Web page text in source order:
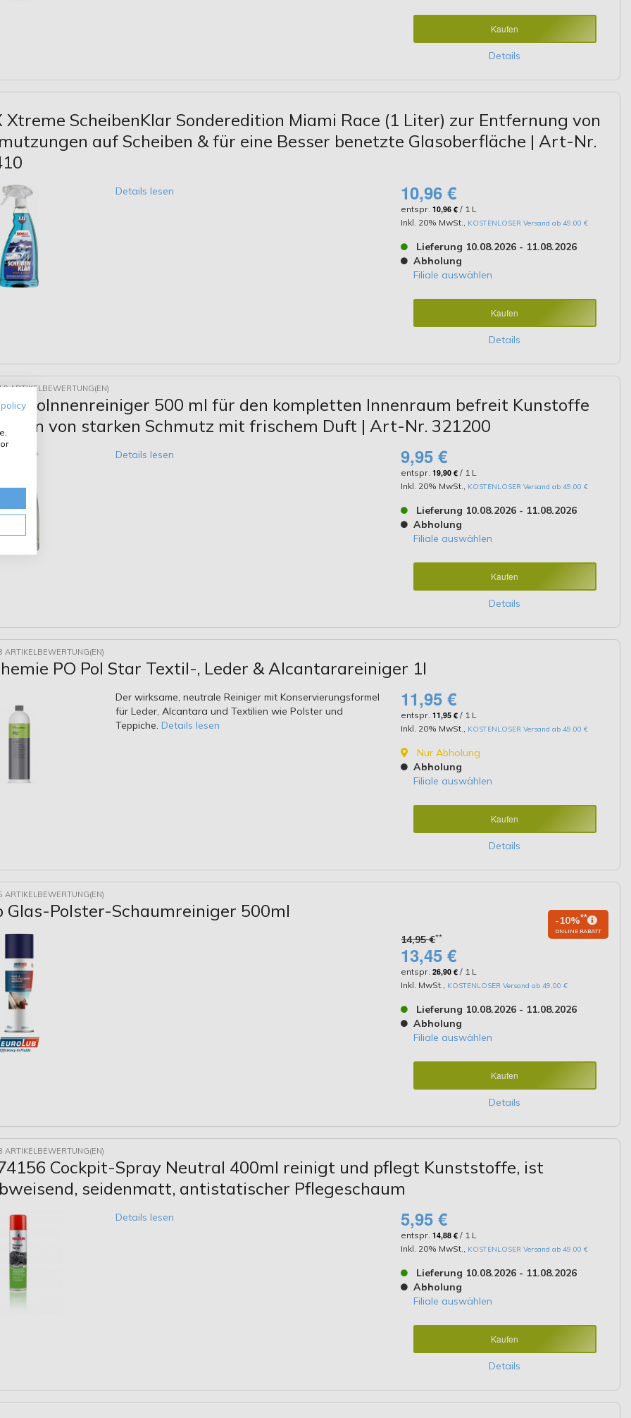
Kaufen
Details
Xtreme ScheibenKlar Sonderedition Miami Race (1 Liter) zur Entfernung von
auf Scheiben & für eine Besser benetzte Glasoberfläche | Art-Nr.
Details lesen 10,96 €
entspr.10,96 € / 1 L
Inkl. 20% MwSt., KOSTENLOSER Versand ab 49,00 €
Lieferung 10.08.2026 - 11.08.2026
Abholung
Filiale auswählen
Kaufen
Details
ARTIKELBEWERTUNG(EN)
AutoInnenreiniger 500 ml für den kompletten Innenraum befreit Kunstoffe
von starken Schmutz mit frischem Duft | Art-Nr. 321200
Details lesen 9,95 €
entspr.19,90 € / 1 L
Inkl. 20% MwSt., KOSTENLOSER Versand ab 49,00 €
Lieferung 10.08.2026 - 11.08.2026
Abholung
Filiale auswählen
Kaufen
Details
ARTIKELBEWERTUNG(EN)
PO Pol Star Textil-, Leder & Alcantarareiniger 1l
Der wirksame, neutrale Reiniger mit Konservierungsformel
für Leder, Alcantara und Textilien wie Polster und
Teppiche. Details lesen
11,95 €
entspr.11,95 € / 1 L
Inkl. 20% MwSt., KOSTENLOSER Versand ab 49,00 €
Nur Abholung
Abholung
Filiale auswählen
Kaufen
Details
ARTIKELBEWERTUNG(EN)
Glas-Polster-Schaumreiniger 500ml
14,95 €**
-10%**
ONLINE RABATT
13,45 €
entspr.26,90 € / 1 L
Inkl. MwSt., KOSTENLOSER Versand ab 49,00 €
Lieferung 10.08.2026 - 11.08.2026
Abholung
Filiale auswählen
Kaufen
Details
ARTIKELBEWERTUNG(EN)
Cockpit-Spray Neutral 400ml reinigt und pflegt Kunststoffe, ist
seidenmatt, antistatischer Pflegeschaum
Details lesen 5,95 €
entspr.14,88 € / 1 L
Inkl. 20% MwSt., KOSTENLOSER Versand ab 49,00 €
Lieferung 10.08.2026 - 11.08.2026
Abholung
Filiale auswählen
Kaufen
Details